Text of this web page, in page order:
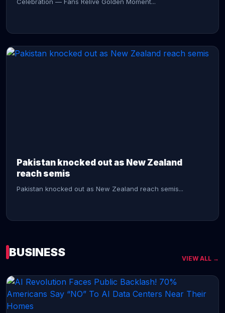
Pakistan knocked out as New Zealand
reach semis
Pakistan knocked out as New Zealand reach semis...
CONTINUE READING →
BUSINESS VIEW ALL →